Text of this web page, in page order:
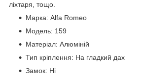
ліхтаря, тощо.
Марка: Alfa Romeo
Модель: 159
Матеріал: Алюміній
Тип кріплення: На гладкий дах
Замок: Ні